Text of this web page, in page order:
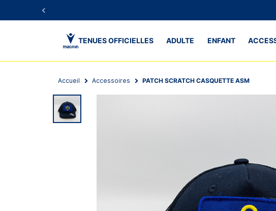
TENUES OFFICIELLES ADULTE ENFANT
Accueil Accessoires PATCH SCRATCH CASQUETTE ASM